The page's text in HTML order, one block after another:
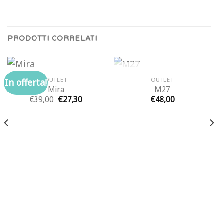
PRODOTTI CORRELATI
In offerta!OUTLET
Mira
€39,00 Il
prezzo
€27,30Il
ESAURITO
OUTLET
M27
€48,00